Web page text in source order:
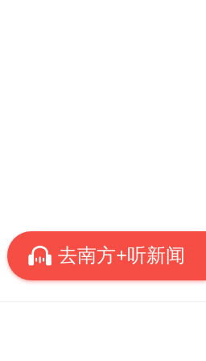
去南方+听新闻